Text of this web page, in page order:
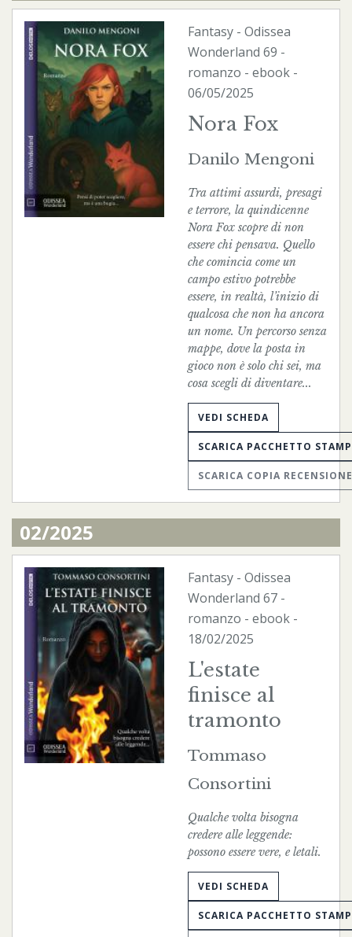
Fantasy - Odissea
Wonderland 69 -
romanzo - ebook -
06/05/2025
Nora Fox
Danilo Mengoni
Tra attimi assurdi, presagi
e terrore, la quindicenne
Nora Fox scopre di non
essere chi pensava. Quello
che comincia come un
campo estivo potrebbe
essere, in realtà, l’inizio di
qualcosa che non ha ancora
un nome. Un percorso senza
mappe, dove la posta in
gioco non è solo chi sei, ma
cosa scegli di diventare...
VEDI SCHEDA
SCARICA PACCHETTO
SCARICA COPIA RECENSIONE
02/2025
Fantasy - Odissea
Wonderland 67 -
romanzo - ebook -
18/02/2025
L'estate
finisce al
tramonto
Tommaso
Consortini
Qualche volta bisogna
credere alle leggende:
possono essere vere, e letali.
VEDI SCHEDA
SCARICA PACCHETTO